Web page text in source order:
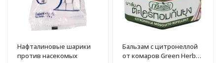
Нафталиновые шарики
против насекомых
Бальзам с цитронеллой
от комаров Green Herb